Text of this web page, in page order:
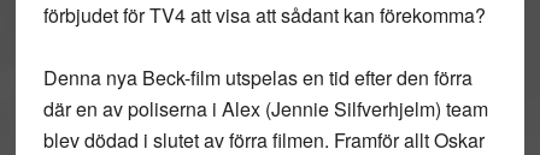
förbjudet för TV4 att visa att sådant kan förekomma?
Denna nya Beck-film utspelas en tid efter den förra
där en av poliserna i Alex (Jennie Silfverhjelm) team
blev dödad i slutet av förra filmen. Framför allt Oskar